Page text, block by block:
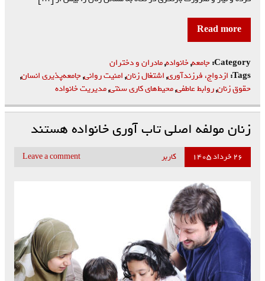
Read more
Category: جامعه,خانواده,مادران و دختران
Tags: ازدواج، فرزندآوری,اشتغال زنان,امنیت روانی,جامعه‌پذیری انسان,
حقوق زنان,روابط عاطفی,محیط‌های کاری سنتی,مدیریت خانواده
زنان مولفه اصلی تاب آوری خانواده‌ هستند
۲۶ خرداد ۱۴۰۵ کاربر Leave a comment